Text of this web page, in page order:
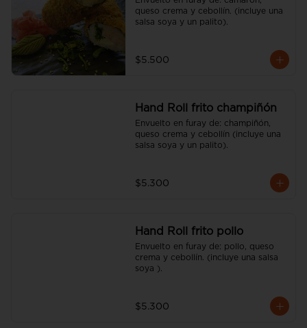
queso crema y cebollín. (incluye una
salsa soya y un palito).
$5.500
Hand Roll frito champiñón
Envuelto en furay de: champiñón,
queso crema y cebollín (incluye una
salsa soya y un palito).
$5.300
Hand Roll frito pollo
Envuelto en furay de: pollo, queso
crema y cebollín. (incluye una salsa
soya ).
$5.300